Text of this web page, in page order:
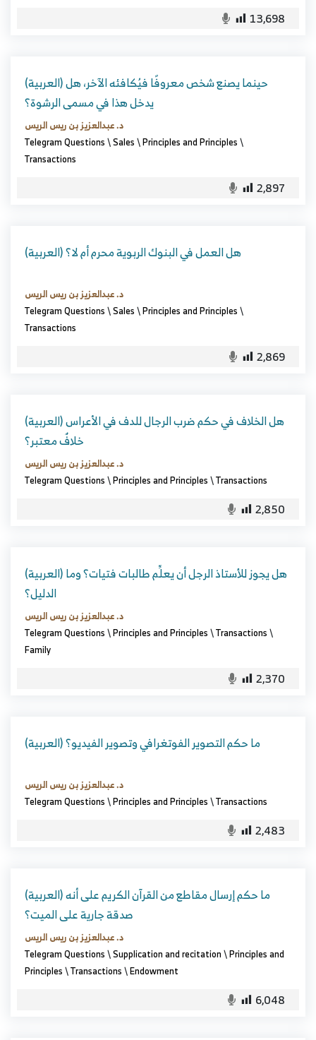
13,698
(العربية) حينما يصنع شخص معروفًا فيُكافئه الآخر، هل
يدخل هذا في مسمى الرشوة؟
د. عبدالعزيز بن ريس الريس
Telegram Questions\Sales\Principles and Principles\
Transactions
2,897
(العربية) هل العمل في البنوك الربوية محرم أم لا؟
د. عبدالعزيز بن ريس الريس
Telegram Questions\Sales\Principles and Principles\
Transactions
2,869
(العربية) هل الخلاف في حكم ضرب الرجال للدف في الأعراس
خلافٌ معتبر؟
د. عبدالعزيز بن ريس الريس
Telegram Questions\Principles and Principles\Transactions
2,850
(العربية) هل يجوز للأستاذ الرجل أن يعلِّم طالبات فتيات؟ وما
الدليل؟
د. عبدالعزيز بن ريس الريس
Telegram Questions\Principles and Principles\Transactions\
Family
2,370
(العربية) ما حكم التصوير الفوتغرافي وتصوير الفيديو؟
د. عبدالعزيز بن ريس الريس
Telegram Questions\Principles and Principles\Transactions
2,483
(العربية) ما حكم إرسال مقاطع من القرآن الكريم على أنه
صدقة جارية على الميت؟
د. عبدالعزيز بن ريس الريس
Telegram Questions\Supplication and recitation\Principles and
Principles\Transactions\Endowment
6,048